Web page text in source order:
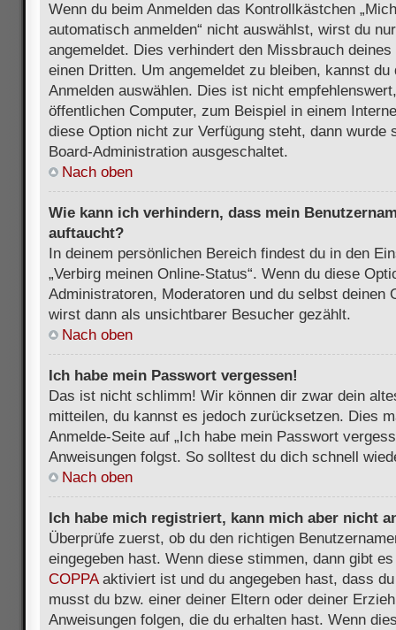
Wenn du beim Anmelden das Kontrollkästchen
automatisch anmelden“ nicht auswählst, wirst du
angemeldet. Dies verhindert den Missbrauch
einen Dritten. Um angemeldet zu bleiben, kannst
Anmelden auswählen. Dies ist nicht
öffentlichen Computer, zum Beispiel in einem
diese Option nicht zur Verfügung steht, dann wurde
Board-Administration ausgeschaltet.
Nach oben
Wie kann ich verhindern, dass mein
auftaucht?
In deinem persönlichen Bereich findest du in den
„Verbirg meinen Online-Status“. Wenn du diese
Administratoren, Moderatoren und du selbst deinen
wirst dann als unsichtbarer Besucher gezählt.
Nach oben
Ich habe mein Passwort vergessen!
Das ist nicht schlimm! Wir können dir zwar dein
mitteilen, du kannst es jedoch zurücksetzen. Dies
Anmelde-Seite auf „Ich habe mein Passwort
Anweisungen folgst. So solltest du dich schnell
Nach oben
Ich habe mich registriert, kann mich aber nicht
Überprüfe zuerst, ob du den richtigen
eingegeben hast. Wenn diese stimmen, dann gibt
COPPAaktiviert ist und du angegeben hast, dass
musst du bzw. einer deiner Eltern oder deiner
Anweisungen folgen, die du erhalten hast. Wenn